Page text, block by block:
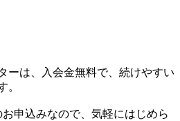
ーは、
入会金無料で、続けやすい
。
申込みなので、気軽にはじめら